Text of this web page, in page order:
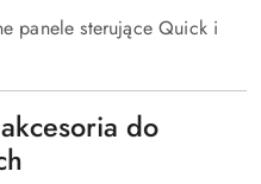
panele sterujące Quick i
do